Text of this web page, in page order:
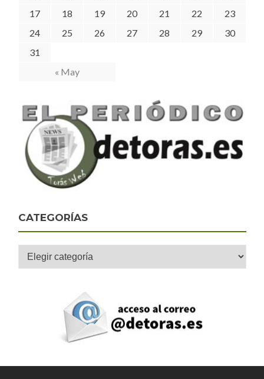
« May
17
18 19 20 21 22
23
24
25 26 27 28 29
30
31
CATEGORÍAS
Categorías